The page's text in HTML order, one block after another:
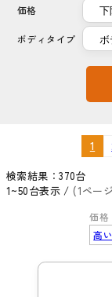
価格
ボディタイプ
1
検索結果：370台
1~50台表示 /(1ペー
価格
高